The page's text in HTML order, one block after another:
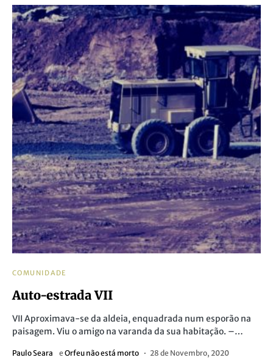
COMUNIDADE
Auto-estrada VII
VII Aproximava-se da aldeia, enquadrada num esporão na
paisagem. Viu o amigo na varanda da sua habitação. –…
Paulo Seara e Orfeu não está morto 28 de Novembro, 2020